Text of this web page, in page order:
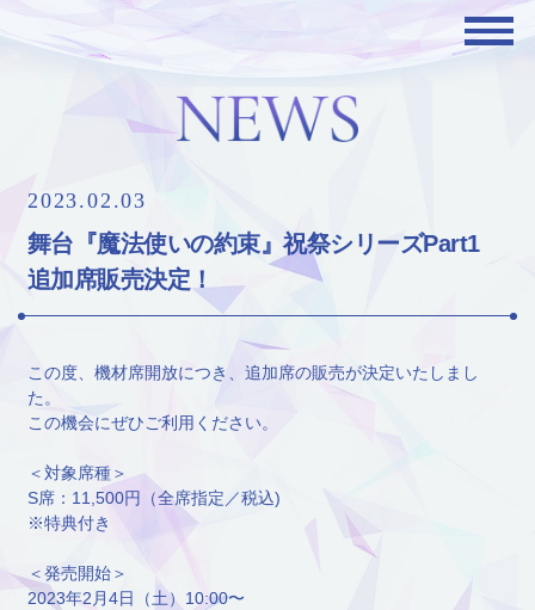
2023.02.03
舞台『魔法使いの約束』祝祭シリーズPart1
追加席販売決定！
この度、機材席開放につき、追加席の販売が決定いたしまし
た。
この機会にぜひご利用ください。
＜対象席種＞
S席：11,500円（全席指定／税込)
※特典付き
＜発売開始＞
2023年2月4日（土）10:00〜